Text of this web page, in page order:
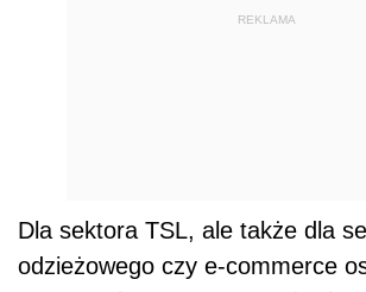
REKLAMA
Dla sektora TSL, ale także dla
odzieżowego czy e-commerce